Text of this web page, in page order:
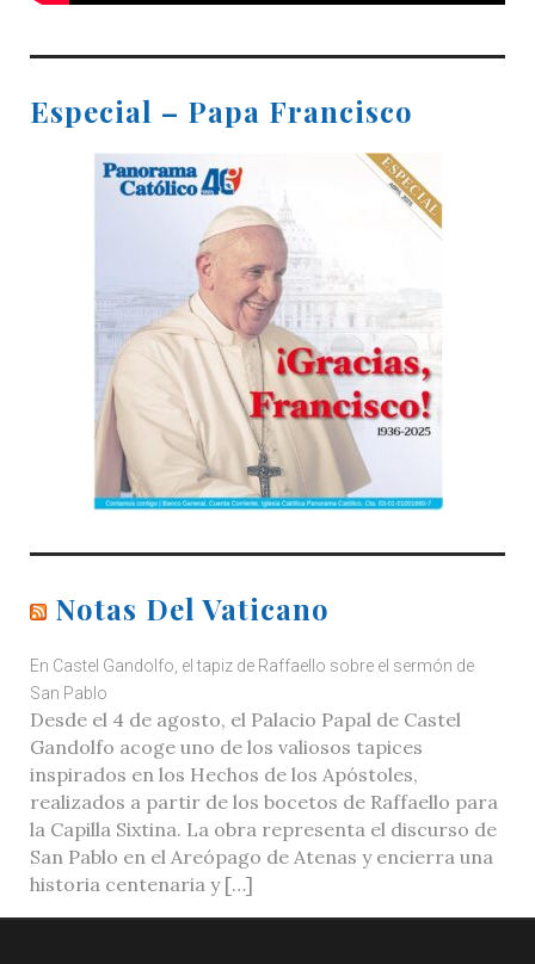
Especial – Papa Francisco
Notas Del Vaticano
En Castel Gandolfo, el tapiz de Raffaello sobre el sermón de
San Pablo
Desde el 4 de agosto, el Palacio Papal de Castel
Gandolfo acoge uno de los valiosos tapices
inspirados en los Hechos de los Apóstoles,
realizados a partir de los bocetos de Raffaello para
la Capilla Sixtina. La obra representa el discurso de
San Pablo en el Areópago de Atenas y encierra una
historia centenaria y […]